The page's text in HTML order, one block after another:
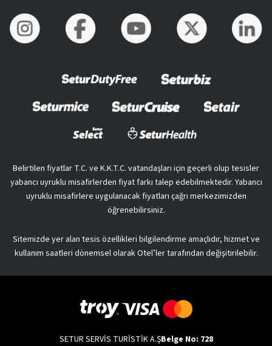
Belirtilen fiyatlar T.C. ve K.K.T.C. vatandaşları için geçerli olup tesisler
yabancı uyruklu misafirlerden fiyat farkı talep edebilmektedir. Yabancı
uyruklu misafirlere uygulanacak fiyatları çağrı merkezimizden
öğrenebilirsiniz.
Sitemizde yer alan tesis özellikleri bilgilendirme amaçlıdır, hizmet ve
kullanım saatleri dönemsel olarak Otel’ler tarafından değişitirilebilir.
SETUR SERVİS TURİSTİK A.ŞBelge No: 728